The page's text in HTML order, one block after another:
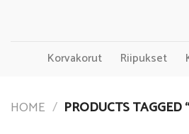
Korvakorut Riipukset
HOME / PRODUCTS